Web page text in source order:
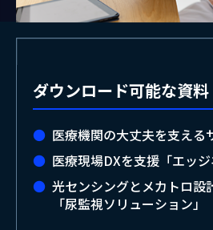
ダウンロード可能な資料
医療機関の大丈夫を支える
医療現場DXを支援「エッジ
光センシングとメカトロ設
「尿監視ソリューション」